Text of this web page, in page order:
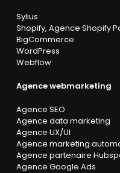
Sylius
Shopify, Agence Shopify
BigCommerce
WordPress
Webflow
Agence webmarketing
Agence SEO
Agence data marketing
Agence UX/UI
Agence marketing
Agence partenaire
Agence Google Ads